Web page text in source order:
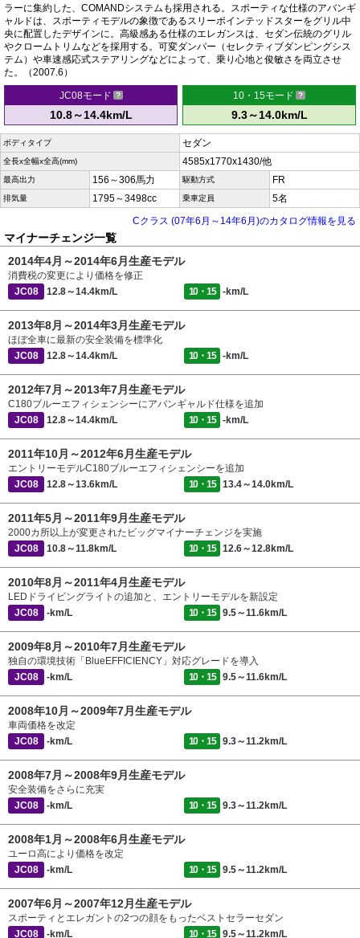
ラーに集約した、COMANDシステムも採用される。スポーティな仕様のアバンギ
ャルドは、スポーティモデルの象徴であるスリーポインテッドスターをグリル中
央に配置したデザインに。高級感ある仕様のエレガンスは、セダン伝統のグリル
やクロームトリムなどを採用する。可変ダンパー（セレクティブダンピングシス
テム）や車速感応式ステアリングなどによって、乗り心地と俊敏さを両立させ
た。（2007.6）
JC08モード
10.8～14.4km/L
10・15モード
9.3～14.0km/L
ボディタイプ セダン
全長x全幅x全高(mm) 4585x1770x1430/他
最高出力 156～306馬力 駆動方式 FR
排気量 1795～3498cc 乗車定員
5名
Cクラス (07年6月～14年6月)のカタログ情報を見る
マイナーチェンジ一覧
2014年4月～2014年6月生産モデル
消費税の変更により価格を修正
JC08
12.8～14.4km/L 10・15 -km/L
2013年8月～2014年3月生産モデル
ほぼ全車に最新の安全装備を標準化
JC08
12.8～14.4km/L 10・15 -km/L
2012年7月～2013年7月生産モデル
C180ブルーエフィシェンシーにアバンギャルド仕様を追加
JC08
12.8～14.4km/L 10・15 -km/L
2011年10月～2012年6月生産モデル
エントリーモデルC180ブルーエフィシェンシーを追加
JC08
12.8～13.6km/L 10・15 13.4～14.0km/L
2011年5月～2011年9月生産モデル
2000カ所以上が変更されたビッグマイナーチェンジを実施
JC08
10.8～11.8km/L 10・15 12.6～12.8km/L
2010年8月～2011年4月生産モデル
LEDドライビングライトの追加と、エントリーモデルを新設定
JC08
-km/L 10・15 9.5～11.6km/L
2009年8月～2010年7月生産モデル
独自の環境技術「BlueEFFICIENCY」対応グレードを導入
JC08
-km/L 10・15 9.5～11.6km/L
2008年10月～2009年7月生産モデル
車両価格を改定
JC08
-km/L 10・15 9.3～11.2km/L
2008年7月～2008年9月生産モデル
安全装備をさらに充実
JC08
-km/L 10・15 9.3～11.2km/L
2008年1月～2008年6月生産モデル
ユーロ高により価格を改定
JC08
-km/L 10・15 9.5～11.2km/L
2007年6月～2007年12月生産モデル
スポーティとエレガントの2つの顔をもったベストセラーセダン
JC08
-km/L 10・15 9.5～11.2km/L